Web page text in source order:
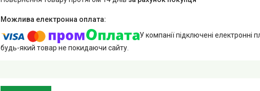
У компанії підключені електронні
будь-який товар не покидаючи сайту.